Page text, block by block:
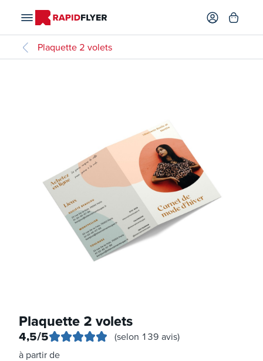
Plaquette 2 volets
Plaquette 2 volets
4,5/5
(selon 139 avis)
à partir de